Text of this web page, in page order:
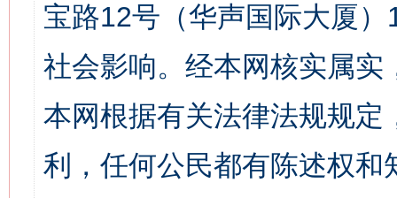
宝路12号（华声国际大厦
社会影响。经本网核实属
本网根据有关法律法规规
利，任何公民都有陈述权